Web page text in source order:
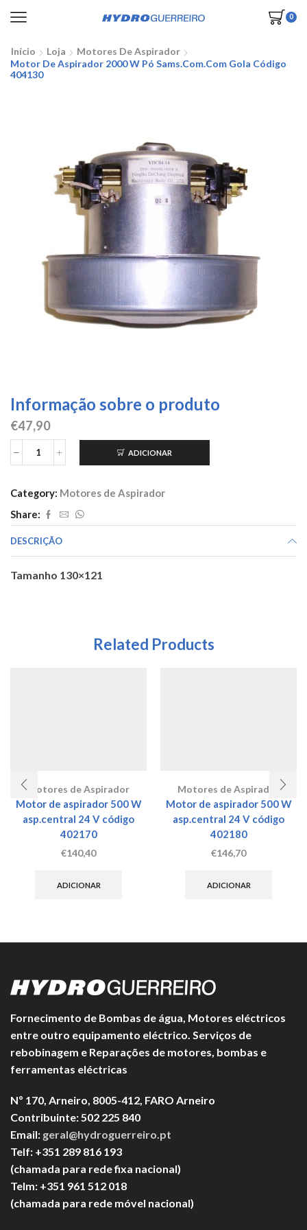
0
Início Loja
Motores De Aspirador
Motor De Aspirador 2000 W Pó Sams.com.com Gola Código
404130
Informação sobre o produto
€47,90
Quantidade
de
aspirador
2000
W
pó
gola
ADICIONAR
Category: Motores de Aspirador
Share:
DESCRIÇÃO
Tamanho 130×121
Related Products
Motores de Aspirador
Motor de aspirador 500 W
asp.central 24 V código
402170
€140,40
ADICIONAR
Motores de Aspirador
Motor de aspirador 500 W
asp.central 24 V código
402180
€146,70
ADICIONAR
Fornecimento de Bombas de água, Motores eléctricos
entre outro equipamento eléctrico. Serviços de
rebobinagem e Reparações de motores, bombas e
ferramentas eléctricas
Nº 170, Arneiro, 8005-412, FARO Arneiro
Contribuinte: 502 225 840
Email: geral@hydroguerreiro.pt
Telf: +351 289 816 193
(chamada para rede fixa nacional)
Telm: +351 961 512 018
(chamada para rede móvel nacional)